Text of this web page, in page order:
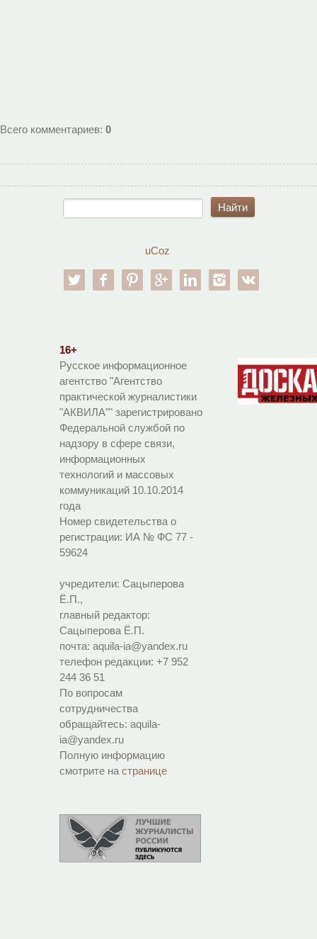
Всего комментариев: 0
uCoz
twitter facebookpinterestgoogle-pllinkedin instagram
16+
Русское информационное
агентство "Агентство
практической журналистики
"АКВИЛА"" зарегистрировано
Федеральной службой по
надзору в сфере связи,
информационных
технологий и массовых
коммуникаций 10.10.2014
года
Номер свидетельства о
регистрации: ИА № ФС 77 -
59624
учредители: Сацыперова
Ё.П.,
главный редактор:
Сацыперова Ё.П.
почта: aquila-ia@yandex.ru
телефон редакции: +7 952
244 36 51
По вопросам
сотрудничества
обращайтесь: aquila-
ia@yandex.ru
Полную информацию
смотрите на странице